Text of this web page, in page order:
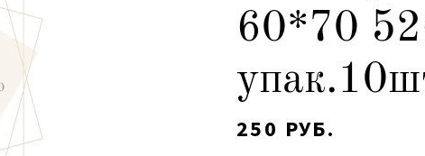
60*70
250 РУБ.